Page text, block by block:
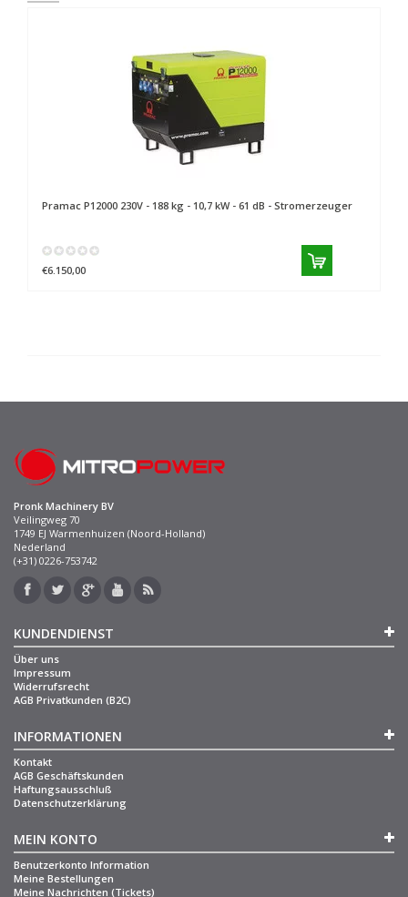
Pramac P12000 230V - 188 kg - 10,7 kW - 61 dB - Stromerzeuger
€6.150,00
Pronk Machinery BV
Veilingweg 70
1749 EJ Warmenhuizen (Noord-Holland)
Nederland
(+31) 0226-753742
KUNDENDIENST
Über uns
Impressum
Widerrufsrecht
AGB Privatkunden (B2C)
INFORMATIONEN
Kontakt
AGB Geschäftskunden
Haftungsausschluß
Datenschutzerklärung
MEIN KONTO
Benutzerkonto Information
Meine Bestellungen
Meine Nachrichten (Tickets)